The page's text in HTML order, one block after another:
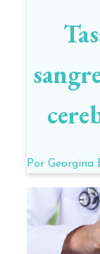
Por Georgina